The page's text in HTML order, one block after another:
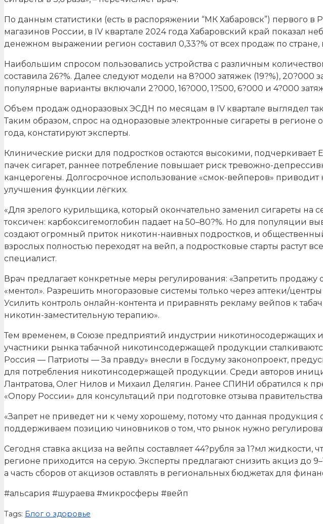
По данным статистики (есть в распоряжении “МК Хабаровск”) первого в
магазинов России, в IV квартале 2024 года Хабаровский край показал
денежном выражении регион составил 0,33?% от всех продаж по стране,
Наибольшим спросом пользовались устройства с различным
составила 26?%. Далее следуют модели на 8?000 затяжек (19?%), 20?000
популярные варианты включали 2?000, 16?000, 1?500, 6?000 и 4?000
Объем продаж одноразовых ЭСДН по месяцам в IV квартале выглядел
Таким образом, спрос на одноразовые электронные сигареты в
года, констатируют эксперты.
Клинические риски для подростков остаются высокими,
пачек сигарет, раннее потребление повышает риск тревожно-
канцерогены. Долгосрочное использование «смок-вейперов»
улучшения функции лёгких.
«Для зрелого курильщика, который окончательно заменил сигареты
токсичен: карбоксигемоглобин падает на 50–80?%. Но для популяции
создают огромный приток никотин-наивных подростков, и
взрослых полностью переходят на вейп, а подростковые старты растут
специалист.
Врач предлагает конкретные меры регулирования: «Запретить продажу
«ментол». Разрешить многоразовые системы только через аптеки/
Усилить контроль онлайн-контента и приравнять рекламу вейпов к
никотин-заместительную терапию».
Тем временем, в Союзе предприятий индустрии
участники рынка табачной никотинсодержащей продукции
Россия — Патриоты — За правду» внесли в Госдуму законопроект,
для потребления никотинсодержащей продукции. Среди авторов
Лантратова, Олег Нилов и Михаил Делягин. Ранее СПИНИ обратился к
«Опору России» для консультаций при подготовке отзыва
«Запрет не приведет ни к чему хорошему, потому что данная
поддерживаем позицию чиновников о том, что рынок нужно
Сегодня ставка акциза на вейпы составляет 44?рубля за 1?мл
регионе приходится на серую. Эксперты предлагают снизить акциз до
а часть сборов от акцизов оставлять в региональных бюджетах для
#альсария #шураева #микросферы #вейп
Tags: Блог о здоровье